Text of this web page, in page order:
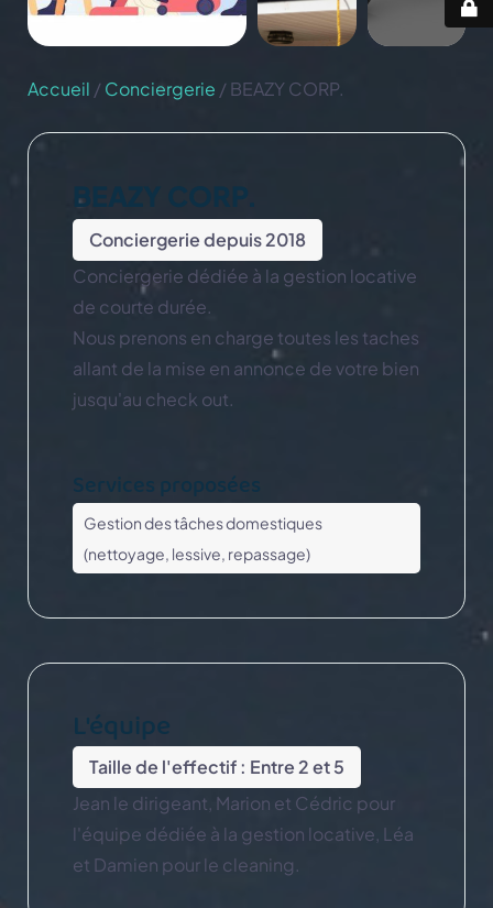
Accueil /Conciergerie / BEAZY CORP.
BEAZY CORP.
Conciergerie depuis 2018
Conciergerie dédiée à la gestion locative
de courte durée.
Nous prenons en charge toutes les taches
allant de la mise en annonce de votre bien
jusqu'au check out.
Services proposées
Gestion des tâches domestiques
(nettoyage, lessive, repassage)
L'équipe
Taille de l'effectif : Entre 2 et 5
Jean le dirigeant, Marion et Cédric pour
l'équipe dédiée à la gestion locative, Léa
et Damien pour le cleaning.